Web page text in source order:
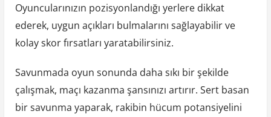
Oyuncularınızın pozisyonlandığı yerlere dikkat
ederek, uygun açıkları bulmalarını sağlayabilir ve
kolay skor fırsatları yaratabilirsiniz.
Savunmada oyun sonunda daha sıkı bir şekilde
çalışmak, maçı kazanma şansınızı artırır. Sert basan
bir savunma yaparak, rakibin hücum potansiyelini